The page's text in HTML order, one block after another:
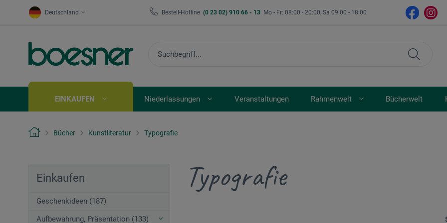
Deutschland Bestell-Hotline (0 23 02) 910 66 - 13 Mo - Fr: 08:00 - 20:00, Sa 09:00 - 18:00
EINKAUFEN Niederlassungen Veranstaltungen Rahmenwelt Bücherwelt
Bücher Kunstliteratur Typografie
Einkaufen
Geschenkideen (187)
Aufbewahrung, Präsentation (133)
Typografie